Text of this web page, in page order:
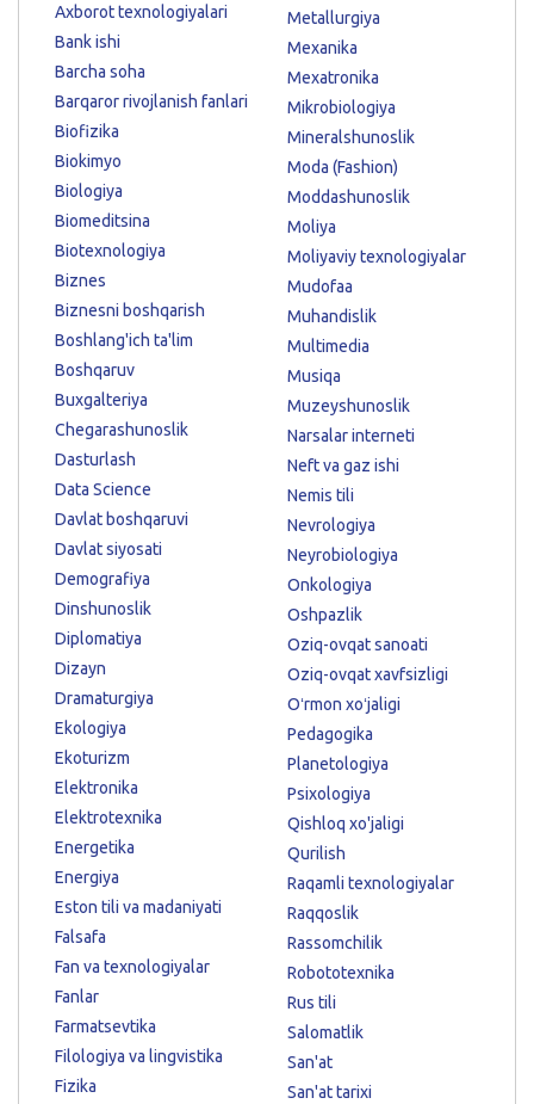
Axborot texnologiyalari
Bank ishi
Barcha soha
Barqaror rivojlanish fanlari
Biofizika
Biokimyo
Biologiya
Biomeditsina
Biotexnologiya
Biznes
Biznesni boshqarish
Boshlang'ich ta'lim
Boshqaruv
Buxgalteriya
Chegarashunoslik
Dasturlash
Data Science
Davlat boshqaruvi
Davlat siyosati
Demografiya
Dinshunoslik
Diplomatiya
Dizayn
Dramaturgiya
Ekologiya
Ekoturizm
Elektronika
Elektrotexnika
Energetika
Energiya
Eston tili va madaniyati
Falsafa
Fan va texnologiyalar
Fanlar
Farmatsevtika
Filologiya va lingvistika
Fizika
Metallurgiya
Mexanika
Mexatronika
Mikrobiologiya
Mineralshunoslik
Moda (Fashion)
Moddashunoslik
Moliya
Moliyaviy texnologiyalar
Mudofaa
Muhandislik
Multimedia
Musiqa
Muzeyshunoslik
Narsalar interneti
Neft va gaz ishi
Nemis tili
Nevrologiya
Neyrobiologiya
Onkologiya
Oshpazlik
Oziq-ovqat sanoati
Oziq-ovqat xavfsizligi
Oʻrmon xoʻjaligi
Pedagogika
Planetologiya
Psixologiya
Qishloq xo'jaligi
Qurilish
Raqamli texnologiyalar
Raqqoslik
Rassomchilik
Robototexnika
Rus tili
Salomatlik
San'at
San'at tarixi